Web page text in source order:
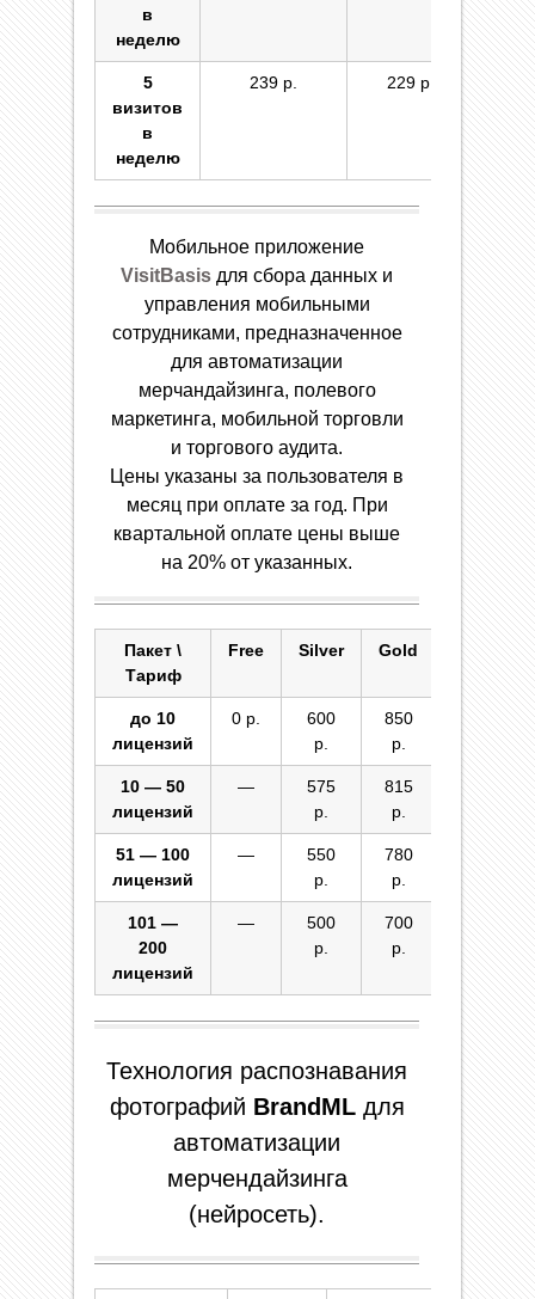
в
неделю
5
визитов
в
неделю
239 р. 229 р.
Мобильное приложение
VisitBasis для сбора данных и
управления мобильными
сотрудниками, предназначенное
для автоматизации
мерчандайзинга, полевого
маркетинга, мобильной торговли
и торгового аудита.
Цены указаны за пользователя в
месяц при оплате за год. При
квартальной оплате цены выше
на 20% от указанных.
Пакет \
Тариф
Free Silver Gold
до 10
лицензий
0 р.
600
р.
850
р.
10 — 50
лицензий
—
575
р.
815
р.
51 — 100
лицензий
—
550
р.
780
р.
101 —
200
лицензий
—
500
р.
700
р.
Технология распознавания
фотографий BrandMLдля
автоматизации
мерчендайзинга
(нейросеть).